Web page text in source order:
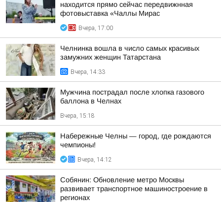
находится прямо сейчас передвижнная
фотовыставка «Чаллы Мирас
Вчера, 17:00
Челнинка вошла в число самых красивых
замужних женщин Татарстана
Вчера, 14:33
Мужчина пострадал после хлопка газового
баллона в Челнах
Вчера, 15:18
Набережные Челны — город, где рождаются
чемпионы!
Вчера, 14:12
Собянин: Обновление метро Москвы
развивает транспортное машиностроение в
регионах